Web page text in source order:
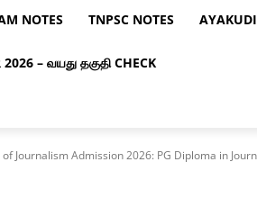
NOTES TNPSC NOTES
– வயது தகுதி CHECK
Journalism Admission 2026: PG Diploma in